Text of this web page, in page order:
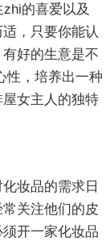
的喜爱以及
，只要你能认
好的生意是不
性，培养出一种
女主人的独特
妆品的需求日
关注他们的皮
开一家化妆品